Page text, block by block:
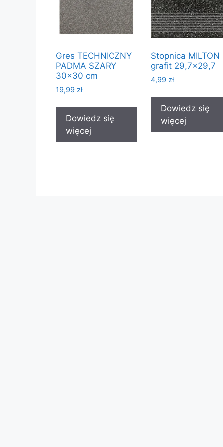
Gres TECHNICZNY
PADMA SZARY
30×30 cm
19,99 zł
Dowiedz się
więcej
Stopnica MILTON
grafit 29,7×29,7
4,99zł
Dowiedz się
więcej